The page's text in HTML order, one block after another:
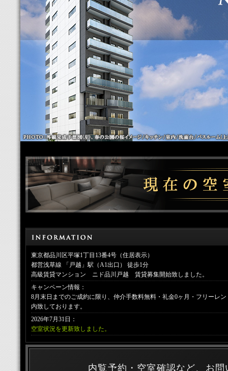
東京都品川区平塚1丁目13番4号（住居表示）
都営浅草線 「戸越」駅（A1出口） 徒歩1分
高級賃貸マンション ニド品川戸越 賃貸募集開始致しました。
キャンペーン情報：
8月末日までのご成約に限り、仲介手数料無料・礼金0ヶ月・フリーレ
内致しております。
2026年7月31日：
空室状況を更新致しました。
内覧予約・空室確認など、お